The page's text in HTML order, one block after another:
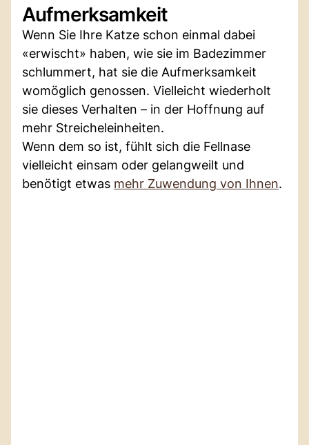
Aufmerksamkeit
Wenn Sie Ihre Katze schon einmal dabei
«erwischt» haben, wie sie im Badezimmer
schlummert, hat sie die Aufmerksamkeit
womöglich genossen. Vielleicht wiederholt
sie dieses Verhalten – in der Hoffnung auf
mehr Streicheleinheiten.
Wenn dem so ist, fühlt sich die Fellnase
vielleicht einsam oder gelangweilt und
benötigt etwas mehr Zuwendung von Ihnen.